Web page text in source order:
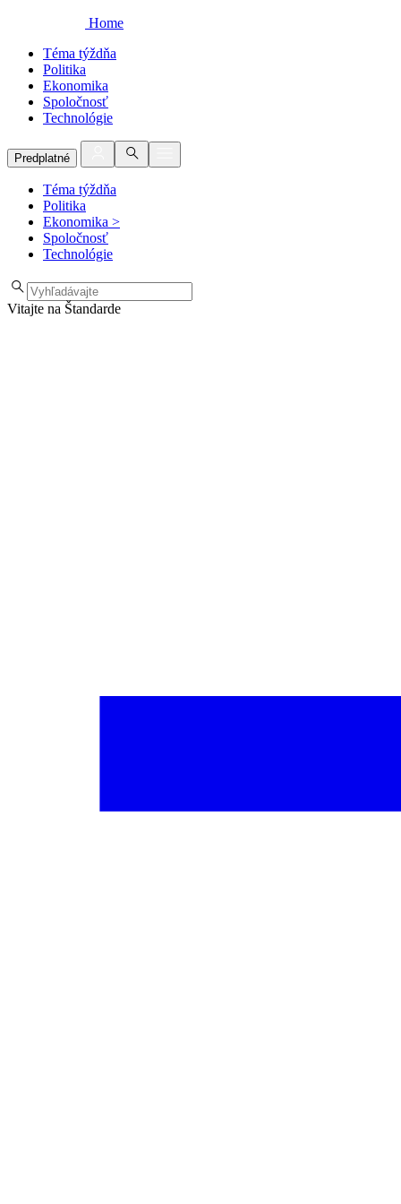
Home
Téma týždňa
Politika
Ekonomika
Spoločnosť
Technológie
Predplatné
Téma týždňa
Politika
Ekonomika >
Spoločnosť
Technológie
Vitajte na Štandarde